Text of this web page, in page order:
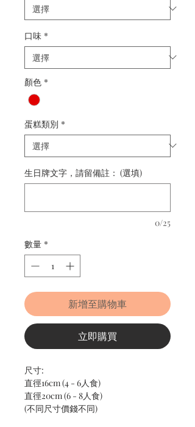
口味 *
顏色 *
蛋糕類別 *
生日牌文字，請留備註： (選填)
0/25
數量 *
新增至購物車
立即購買
尺寸:
直徑16cm (4 - 6人食)
直徑20cm (6 - 8人食)
(不同尺寸價錢不同)